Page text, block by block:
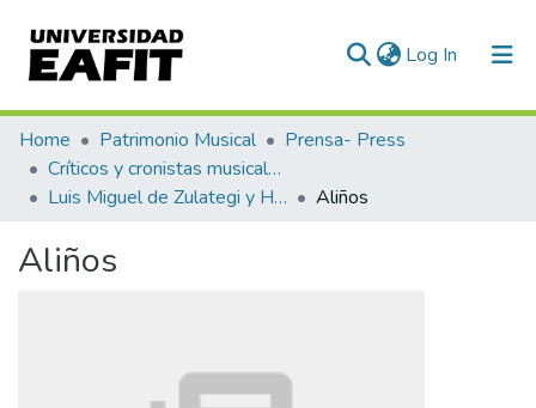
Log In (current)
Communities & Collections
All of DSpace
Home Patrimonio Musical
Prensa- Press
Críticos y cronistas musicales
Luis Miguel de Zulategi y Huarte
Aliños
Aliños